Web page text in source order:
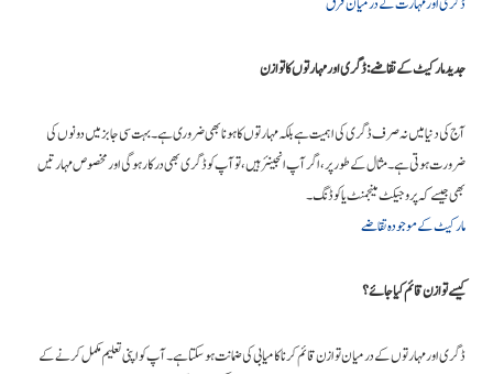
جدید مارکیٹ کے تقاضے: ڈگری اور مہارتوں کا توازن
آج کی دنیا میں نہ صرف ڈگری کی اہمیت ہے بلکہ مہارتوں کا ہونا بھی ضروری ہے۔ بہت سی جابز میں دونوں کی
ضرورت ہوتی ہے۔ مثال کے طور پر، اگر آپ انجینئر ہیں، تو آپ کو ڈگری بھی درکار ہوگی اور مخصوص مہارتیں
بھی جیسے کہ پروجیکٹ مینجمنٹ یا کوڈنگ۔
مارکیٹ کے موجودہ تقاضے
کیسے توازن قائم کیا جائے؟
ڈگری اور مہارتوں کے درمیان توازن قائم کرنا کامیابی کی ضمانت ہو سکتا ہے۔ آپ کو اپنی تعلیم مکمل کرنے کے